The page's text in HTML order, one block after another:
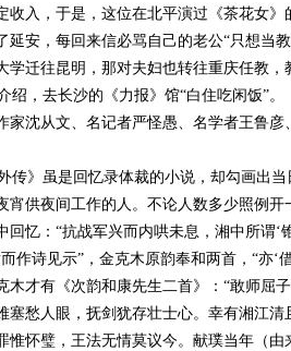
收入，于是，这位在北平演过《茶花女
延安，每回来信必骂自己的老公“只想当
学迁往昆明，那对夫妇也转往重庆任教，
，去长沙的《力报》馆“白住吃闲饭”。
家沈从文、名记者严怪愚、名学者王鲁
》虽是回忆录体裁的小说，却勾画出
宵供夜间工作的人。不论人数多少照例
回忆：“抗战军兴而内哄未息，湘中所谓‘
作诗见示”，金克木原韵奉和两首，“亦‘
木才有《次韵和康先生二首》：“敢师屈
塞愁人眼，抚剑犹存壮士心。幸有湘江
惟怀璧，王法无情莫议今。献璞当年（